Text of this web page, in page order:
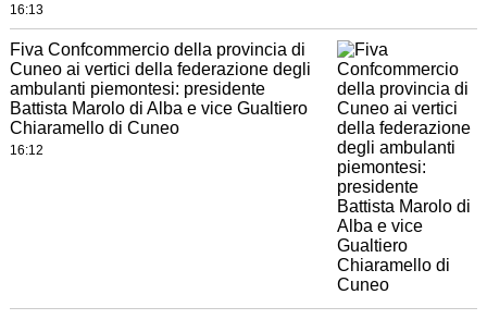
16:13
Fiva Confcommercio della provincia di
Cuneo ai vertici della federazione degli
ambulanti piemontesi: presidente
Battista Marolo di Alba e vice Gualtiero
Chiaramello di Cuneo
16:12